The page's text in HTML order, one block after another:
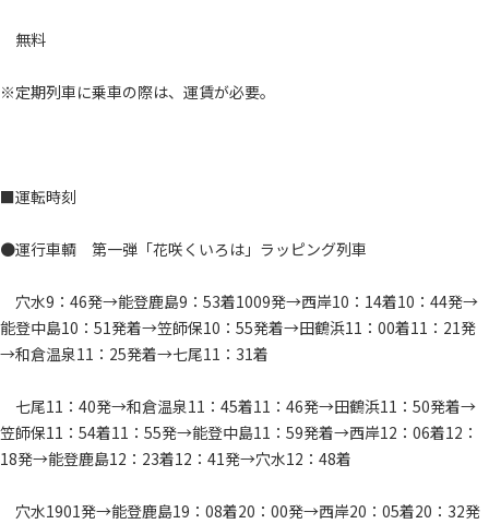
無料
※定期列車に乗車の際は、運賃が必要。
■運転時刻
●運行車輌 第一弾「花咲くいろは」ラッピング列車
穴水9：46発→能登鹿島9：53着1009発→西岸10：14着10：44発→
能登中島10：51発着→笠師保10：55発着→田鶴浜11：00着11：21発
→和倉温泉11：25発着→七尾11：31着
七尾11：40発→和倉温泉11：45着11：46発→田鶴浜11：50発着→
笠師保11：54着11：55発→能登中島11：59発着→西岸12：06着12：
18発→能登鹿島12：23着12：41発→穴水12：48着
穴水1901発→能登鹿島19：08着20：00発→西岸20：05着20：32発